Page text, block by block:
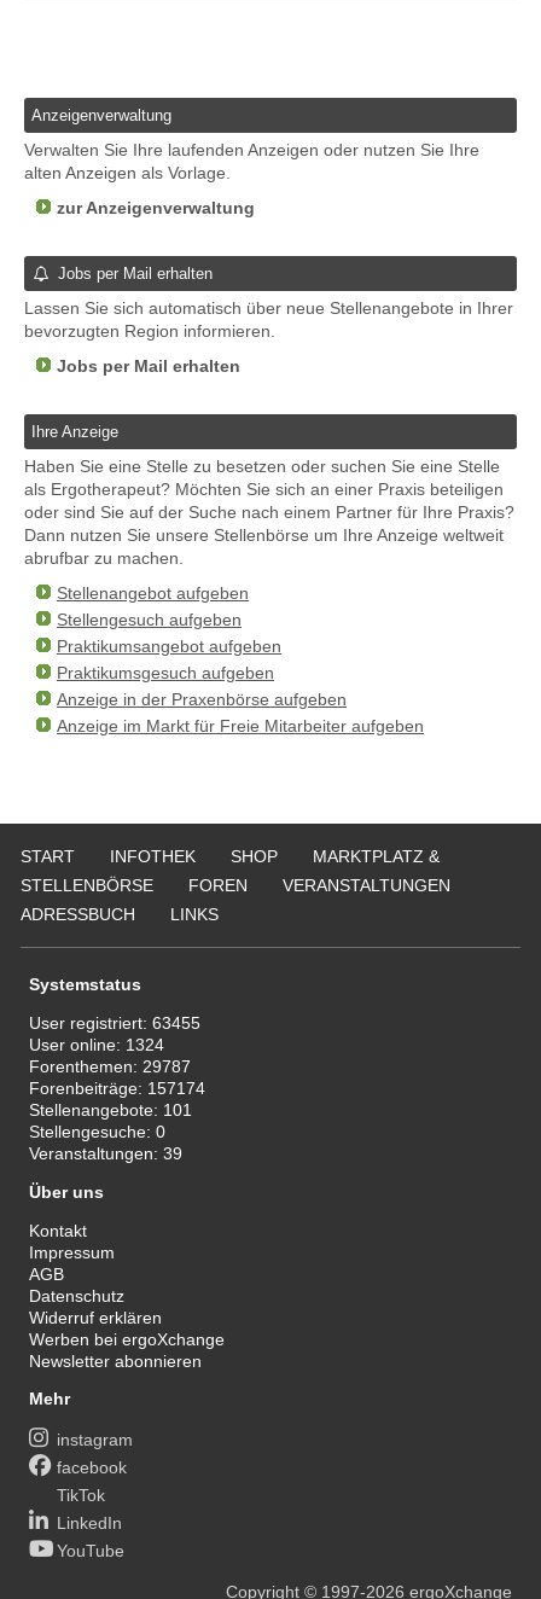
Anzeigenverwaltung
Verwalten Sie Ihre laufenden Anzeigen oder nutzen Sie Ihre
alten Anzeigen als Vorlage.
zur Anzeigenverwaltung
Jobs per Mail erhalten
Lassen Sie sich automatisch über neue Stellenangebote in Ihrer
bevorzugten Region informieren.
Jobs per Mail erhalten
Ihre Anzeige
Haben Sie eine Stelle zu besetzen oder suchen Sie eine Stelle
als Ergotherapeut? Möchten Sie sich an einer Praxis beteiligen
oder sind Sie auf der Suche nach einem Partner für Ihre Praxis?
Dann nutzen Sie unsere Stellenbörse um Ihre Anzeige weltweit
abrufbar zu machen.
Stellenangebot aufgeben
Stellengesuch aufgeben
Praktikumsangebot aufgeben
Praktikumsgesuch aufgeben
Anzeige in der Praxenbörse aufgeben
Anzeige im Markt für Freie Mitarbeiter aufgeben
START INFOTHEK SHOP
MARKTPLATZ &
STELLENBÖRSE
FOREN
VERANSTALTUNGEN
ADRESSBUCH
LINKS
Systemstatus
User registriert:63455
User online: 1324
Forenthemen: 29787
Forenbeiträge: 157174
Stellenangebote: 101
Stellengesuche:0
Veranstaltungen:39
Über uns
Kontakt
Impressum
AGB
Datenschutz
Widerruf erklären
Werben bei ergoXchange
Newsletter abonnieren
Mehr
instagram
facebook
TikTok
LinkedIn
YouTube
Copyright© 1997-2026 ergoXchange